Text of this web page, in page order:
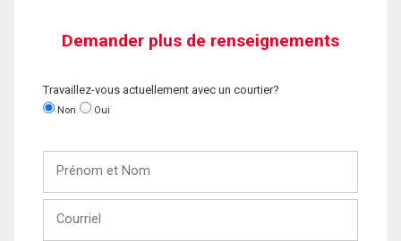
Demander plus de renseignements
Travaillez-vous actuellement avec un courtier?
Non Oui
Nom